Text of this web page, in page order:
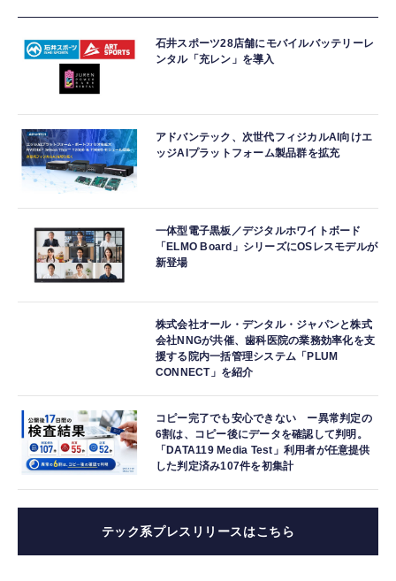
石井スポーツ28店舗にモバイルバッテリーレ
ンタル「充レン」を導入
アドバンテック、次世代フィジカルAI向けエ
ッジAIプラットフォーム製品群を拡充
一体型電子黒板／デジタルホワイトボード
「ELMO Board」シリーズにOSレスモデルが
新登場
株式会社オール・デンタル・ジャパンと株式
会社NNGが共催、歯科医院の業務効率化を支
援する院内一括管理システム「PLUM
CONNECT」を紹介
コピー完了でも安心できない ー異常判定の
6割は、コピー後にデータを確認して判明。
「DATA119 Media Test」利用者が任意提供
した判定済み107件を初集計
テック系プレスリリースはこちら